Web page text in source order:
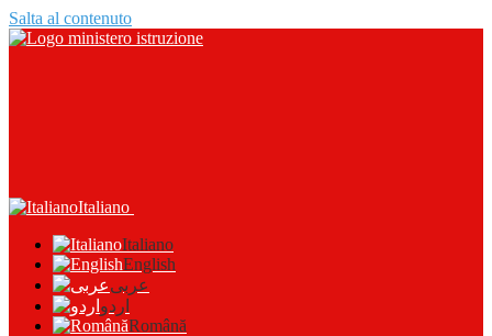
Salta al contenuto
Italiano
Italiano
English
عربى
اردو
Română